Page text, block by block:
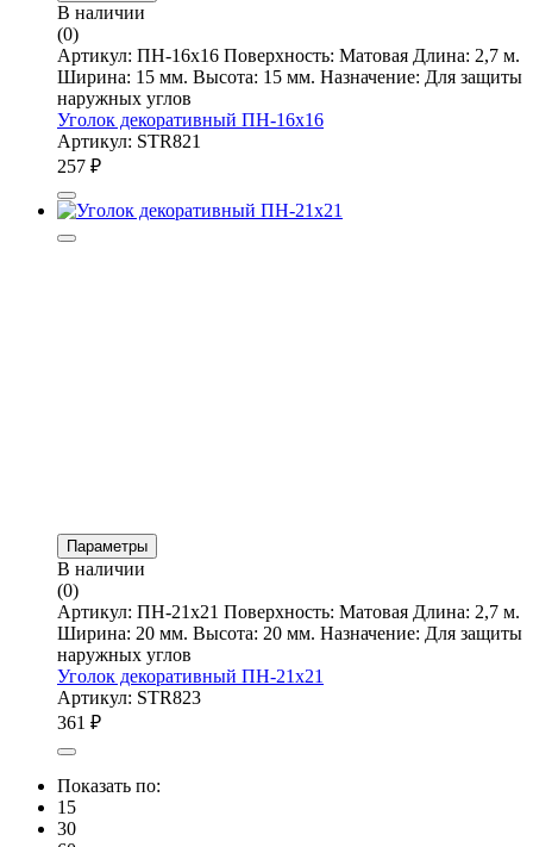
В наличии
(0)
Артикул: ПН-16х16 Поверхность: Матовая Длина: 2,7 м.
Ширина: 15 мм. Высота: 15 мм. Назначение: Для защиты
наружных углов
Уголок декоративный ПН-16х16
Артикул: STR821
257 ₽
Параметры
В наличии
(0)
Артикул: ПН-21х21 Поверхность: Матовая Длина: 2,7 м.
Ширина: 20 мм. Высота: 20 мм. Назначение: Для защиты
наружных углов
Уголок декоративный ПН-21х21
Артикул: STR823
361 ₽
Показать по:
15
30